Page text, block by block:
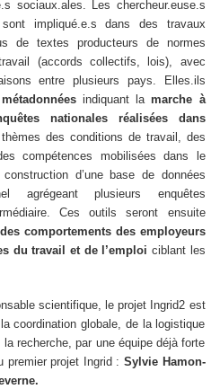
sociaux.ales. Les chercheur.euse.s
impliqué.e.s dans des travaux
de textes producteurs de normes
(accords collectifs, lois), avec
entre plusieurs pays. Elles.ils
indiquant lamarche à
nationales réalisées dans
des conditions de travail, des
compétences mobilisées dans le
d’une base de données
agrégeant plusieurs enquêtes
Ces outils seront ensuite
comportements des employeurs
du travail et de l’emploi ciblant les
scientifique, le projet Ingrid2 est
coordination globale, de la logistique
recherche, par une équipe déjà forte
premier projet Ingrid : Sylvie Hamon-